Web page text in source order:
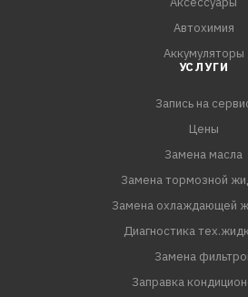
Автохимия
Аккумуляторы
УСЛУГИ
Запись на
Цены
Замена масла
Замена тормозной
Замена охлаждающей
Диагностика
Замена
Заправка